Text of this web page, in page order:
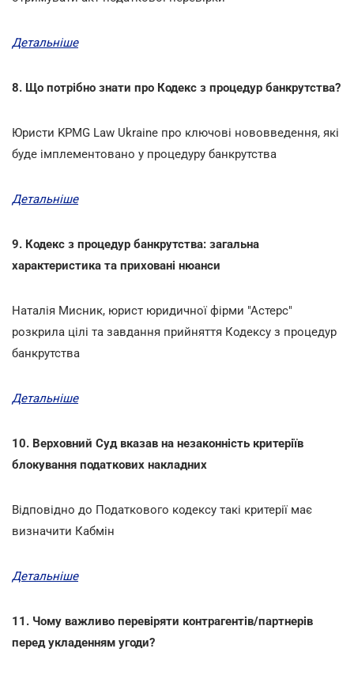
Детальніше
8. Що потрібно знати про Кодекс з процедур банкрутства?
Юристи KPMG Law Ukraine про ключові нововведення, які
буде імплементовано у процедуру банкрутства
Детальніше
9. Кодекс з процедур банкрутства: загальна
характеристика та приховані нюанси
Наталія Мисник, юрист юридичної фірми "Астерс"
розкрила цілі та завдання прийняття Кодексу з процедур
банкрутства
Детальніше
10. Верховний Суд вказав на незаконність критеріїв
блокування податкових накладних
Відповідно до Податкового кодексу такі критерії має
визначити Кабмін
Детальніше
11. Чому важливо перевіряти контрагентів/партнерів
перед укладенням угоди?